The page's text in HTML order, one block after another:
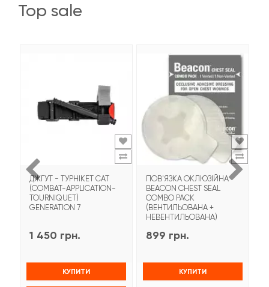
top sale
ДЖГУТ - ТУРНІКЕТ CAT
(COMBAT-APPLICATION-
TOURNIQUET)
GENERATION 7
1 450 грн.
КУПИТИ
ПОВ'ЯЗКА ОКЛЮЗІЙНА
BEACON CHEST SEAL
COMBO PACK
(ВЕНТИЛЬОВАНА +
НЕВЕНТИЛЬОВАНА)
899 грн.
КУПИТИ